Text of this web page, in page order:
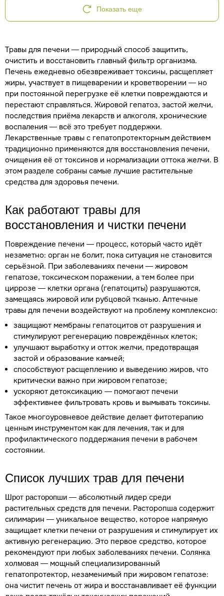
Показать еще
Травы для печени — природный способ защитить,
очистить и восстановить главный фильтр организма.
Печень ежедневно обезвреживает токсины, расщепляет
жиры, участвует в пищеварении и кроветворении — но
при постоянной перегрузке её клетки повреждаются и
перестают справляться. Жировой гепатоз, застой желчи,
последствия приёма лекарств и алкоголя, хронические
воспаления — всё это требует поддержки.
Лекарственные травы с гепатопротекторным действием
традиционно применяются для восстановления печени,
очищения её от токсинов и нормализации оттока желчи. В
этом разделе собраны самые лучшие растительные
средства для здоровья печени.
Как работают травы для
восстановления и чистки печени
Повреждение печени — процесс, который часто идёт
незаметно: орган не болит, пока ситуация не становится
серьёзной. При заболеваниях печени — жировом
гепатозе, токсическом поражении, а тем более при
циррозе — клетки органа (гепатоциты) разрушаются,
замещаясь жировой или рубцовой тканью. Аптечные
травы для печени воздействуют на проблему комплексно:
защищают мембраны гепатоцитов от разрушения и
стимулируют регенерацию повреждённых клеток;
улучшают выработку и отток желчи, предотвращая
застой и образование камней;
способствуют расщеплению и выведению жиров, что
критически важно при жировом гепатозе;
ускоряют детоксикацию — помогают печени
эффективнее фильтровать кровь и вымывать токсины.
Такое многоуровневое действие делает фитотерапию
ценным инструментом как для лечения, так и для
профилактического поддержания печени в рабочем
состоянии.
Список лучших трав для печени
Шрот расторопши — абсолютный лидер среди
растительных средств для печени. Расторопша содержит
силимарин — уникальное вещество, которое напрямую
защищает клетки печени от разрушения и стимулирует их
активную регенерацию. Это первое средство, которое
рекомендуют при любых заболеваниях печени. Солянка
холмовая — мощный специализированный
гепатопротектор, незаменимый при жировом гепатозе:
она чистит печень от жира и восстанавливает её функции